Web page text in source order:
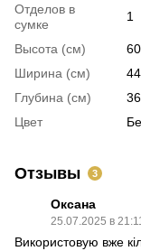
Отделов в
сумке
1
Высота (см)
60
Ширина (см)
44
Глубина (см)
36
Цвет
Отзывы 3
Оксана
25.07.2025 в 21:11
Використовую вже